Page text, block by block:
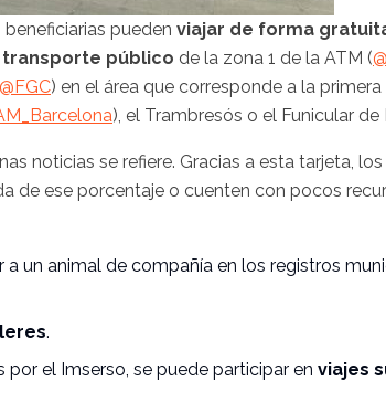
pueden viajar de forma
público de la zona 1 de la ATM (
@FGC) en el área que corresponde a la
), el Trambresós o el Funicular de
noticias se refiere. Gracias a esta tarjeta,
de ese porcentaje o cuenten con pocos
a un animal de compañía en los registros
.
por el Imserso , se puede participar en viajes